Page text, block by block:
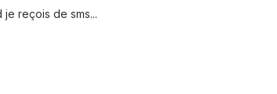
reçois de sms...